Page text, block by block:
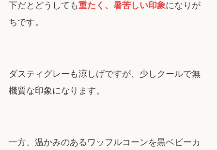
下だとどうしても重たく、暑苦しい印象になりが
ちです。
ダスティグレーも涼しげですが、少しクールで無
機質な印象になります。
一方、温かみのあるワッフルコーンを黒ベビーカ